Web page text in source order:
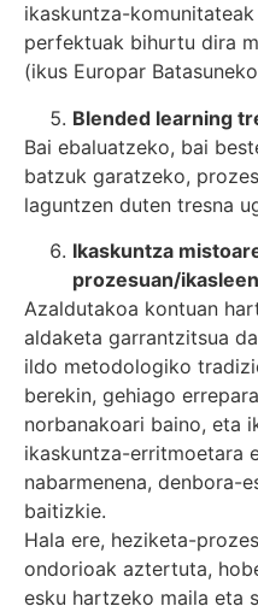
ikaskuntza-
perfektuak bihurtu dira
(ikus Europar
Blended learning
Bai ebaluatzeko, bai
batzuk garatzeko,
laguntzen duten tresna
Ikaskuntza
prozesuan/
Azaldutakoa kontuan
aldaketa garrantzitsua
ildo metodologiko
berekin, gehiago
norbanakoari baino, eta
ikaskuntza-erritmoetara
nabarmenena, denbora-
baitizkie.
Hala ere, heziketa-
ondorioak aztertuta,
esku hartzeko maila eta